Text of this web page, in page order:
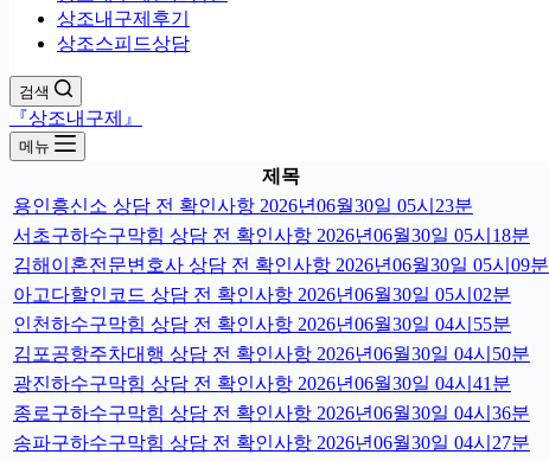
상조내구제후기
상조스피드상담
검색
『상조내구제』
메뉴
제목
용인흥신소 상담 전 확인사항 2026년06월30일 05시23분
서초구하수구막힘 상담 전 확인사항 2026년06월30일 05시18분
김해이혼전문변호사 상담 전 확인사항 2026년06월30일 05시09분
아고다할인코드 상담 전 확인사항 2026년06월30일 05시02분
인천하수구막힘 상담 전 확인사항 2026년06월30일 04시55분
김포공항주차대행 상담 전 확인사항 2026년06월30일 04시50분
광진하수구막힘 상담 전 확인사항 2026년06월30일 04시41분
종로구하수구막힘 상담 전 확인사항 2026년06월30일 04시36분
송파구하수구막힘 상담 전 확인사항 2026년06월30일 04시27분